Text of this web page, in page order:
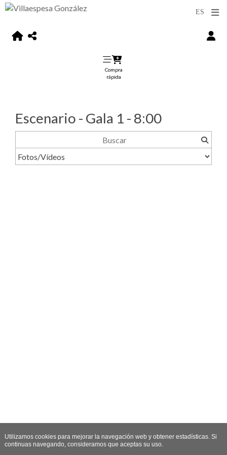
Compra
rápida
Escenario - Gala 1 - 8:00
Utilizamos cookies para mejorar la navegación web y obtener estadísticas. Si
continuas navegando, consideramos que aceptas su uso.